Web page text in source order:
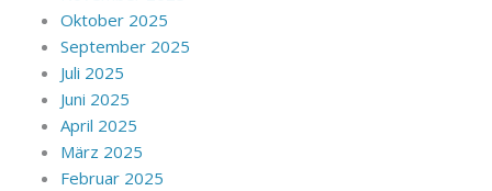
Oktober 2025
September 2025
Juli 2025
Juni 2025
April 2025
März 2025
Februar 2025